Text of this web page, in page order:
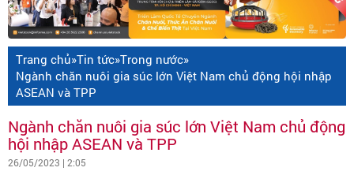
Trang chủ»Tin tức»Trong nước»
Ngành chăn nuôi gia súc lớn Việt Nam chủ động hội nhập
ASEAN và TPP
Ngành chăn nuôi gia súc lớn Việt Nam chủ động
hội nhập ASEAN và TPP
26/05/2023 | 2:05